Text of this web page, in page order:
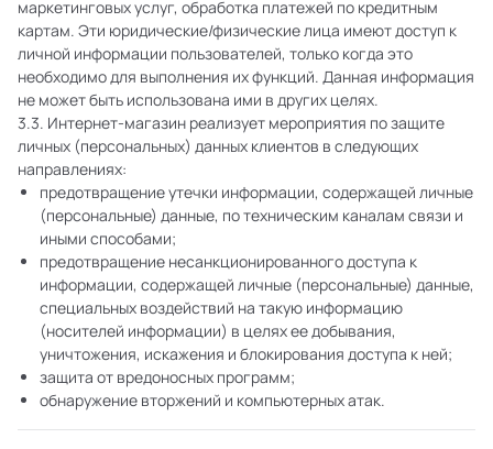
маркетинговых услуг, обработка платежей по кредитным
картам. Эти юридические/физические лица имеют доступ к
личной информации пользователей, только когда это
необходимо для выполнения их функций. Данная информация
не может быть использована ими в других целях.
3.3. Интернет-магазин реализует мероприятия по защите
личных (персональных) данных клиентов в следующих
направлениях:
предотвращение утечки информации, содержащей личные
(персональные) данные, по техническим каналам связи и
иными способами;
предотвращение несанкционированного доступа к
информации, содержащей личные (персональные) данные,
специальных воздействий на такую информацию
(носителей информации) в целях ее добывания,
уничтожения, искажения и блокирования доступа к ней;
защита от вредоносных программ;
обнаружение вторжений и компьютерных атак.